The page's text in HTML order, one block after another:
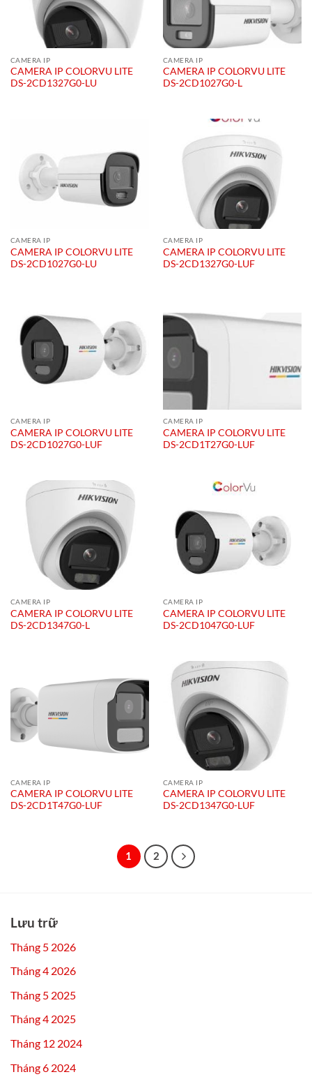
CAMERA IP
CAMERA IP COLORVU LITE
DS-2CD1327G0-LU
CAMERA IP
CAMERA IP COLORVU LITE
DS-2CD1027G0-L
CAMERA IP
CAMERA IP COLORVU LITE
DS-2CD1027G0-LU
CAMERA IP
CAMERA IP COLORVU LITE
DS-2CD1327G0-LUF
CAMERA IP
CAMERA IP COLORVU LITE
DS-2CD1027G0-LUF
CAMERA IP
CAMERA IP COLORVU LITE
DS-2CD1T27G0-LUF
CAMERA IP
CAMERA IP COLORVU LITE
DS-2CD1347G0-L
CAMERA IP
CAMERA IP COLORVU LITE
DS-2CD1047G0-LUF
CAMERA IP
CAMERA IP COLORVU LITE
DS-2CD1T47G0-LUF
CAMERA IP
CAMERA IP COLORVU LITE
DS-2CD1347G0-LUF
1 2
Lưu trữ
Tháng 5 2026
Tháng 4 2026
Tháng 5 2025
Tháng 4 2025
Tháng 12 2024
Tháng 6 2024